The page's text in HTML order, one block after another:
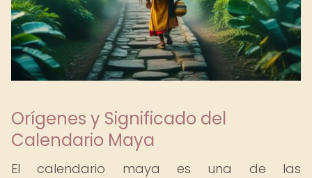
Orígenes y Significado del
Calendario Maya
El calendario maya es una de las